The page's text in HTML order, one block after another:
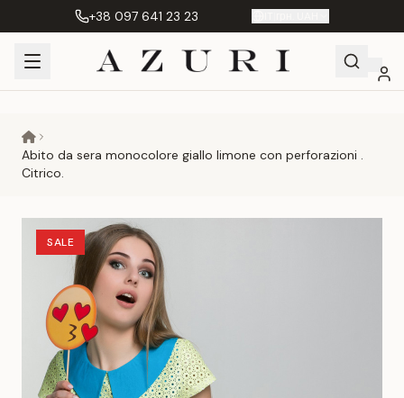
+38 097 641 23 23
Abito da sera monocolore giallo limone con perforazioni .
Citrico.
SALE